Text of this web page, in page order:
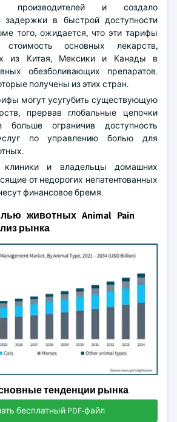
производителей и создало
задержки в быстрой доступности
того, ожидается, что эти тарифы
основных лекарств,
из Китая, Мексики и Канады в
обезболивающих препаратов.
получены из этих стран.
могут усугубить существующую
прервав глобальные цепочки
больше ограничив доступность
по управлению болью для
клиники и владельцы домашних
от недорогих непатентованных
финансовое бремя.
животных Animal Pain
рынка
тенденции рынка
бесплатный PDF-файл